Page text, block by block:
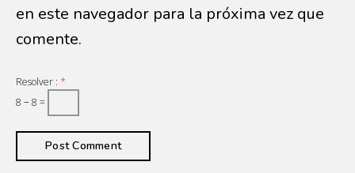
en este navegador para la próxima vez que
comente.
Resolver : *
8 − 8 =